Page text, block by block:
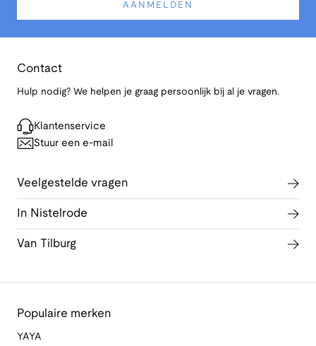
AANMELDEN
Contact
Hulp nodig? We helpen je graag persoonlijk bij al je vragen.
Klantenservice
Stuur een e-mail
Veelgestelde vragen
In Nistelrode
Van Tilburg
Populaire merken
YAYA